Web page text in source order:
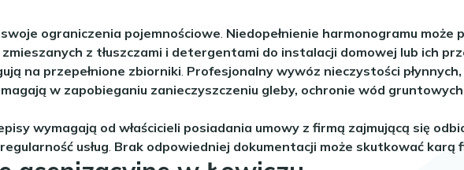
ograniczenia pojemnościowe Niedopełnienie harmonogramu
z tłuszczami i detergentami do instalacji domowej lub ich
na przepełnione zbiorniki Profesjonalny wywóz nieczystości
w zapobieganiu zanieczyszczeniu gleby, ochronie wód
wymagają od właścicieli posiadania umowy z firmą zajmującą się
usług Brak odpowiedniej dokumentacji może skutkować karą